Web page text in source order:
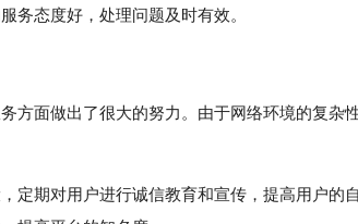
务态度好，处理问题及时有效。
方面做出了很大的努力。由于网络环境的复杂
定期对用户进行诚信教育和宣传，提高用户的